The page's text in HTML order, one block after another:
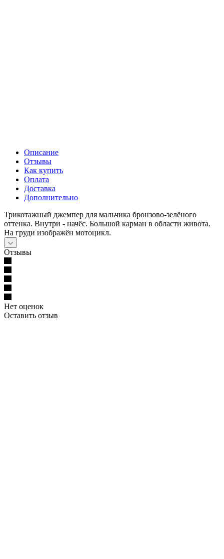
Описание
Отзывы
Как купить
Оплата
Доставка
Дополнительно
Трикотажный джемпер для мальчика бронзово-зелёного
оттенка. Внутри - начёс. Большой карман в области живота.
На груди изображён мотоцикл.
Отзывы
Нет оценок
Оставить отзыв